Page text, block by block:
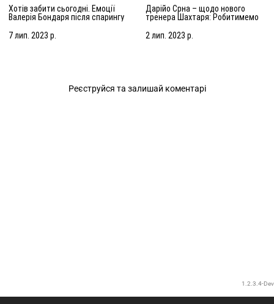
Хотів забити сьогодні. Емоції
Валерія Бондаря після спарингу
7 лип. 2023 р.
Дарійо Срна – щодо нового
тренера Шахтаря: Робитимемо
2 лип. 2023 р.